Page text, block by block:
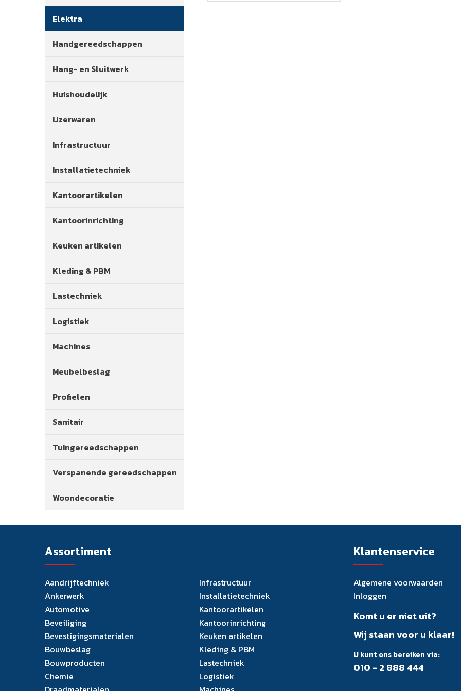
Elektra
Handgereedschappen
Hang- en Sluitwerk
Huishoudelijk
IJzerwaren
Infrastructuur
Installatietechniek
Kantoorartikelen
Kantoorinrichting
Keuken artikelen
Kleding & PBM
Lastechniek
Logistiek
Machines
Meubelbeslag
Profielen
Sanitair
Tuingereedschappen
Verspanende gereedschappen
Woondecoratie
Assortiment
Aandrijftechniek
Ankerwerk
Automotive
Beveiliging
Bevestigingsmaterialen
Bouwbeslag
Bouwproducten
Chemie
Infrastructuur
Installatietechniek
Kantoorartikelen
Kantoorinrichting
Keuken artikelen
Kleding & PBM
Lastechniek
Logistiek
Klantenservice
Algemene voorwaarden
Inloggen
Komt u er niet uit?
Wij staan voor u klaar!
U kunt ons bereiken via:
010 - 2 888 444